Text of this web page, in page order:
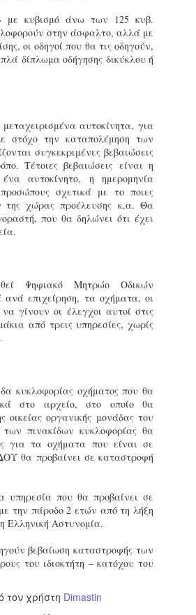
με κυβισμό άνω των 125 κυβ.
στην άσφαλτο, αλλά με
οι οδηγοί που θα τις οδηγούν,
δίπλωμα οδήγησης δικύκλου ή
αυτοκίνητα, για
στόχο την καταπολέμηση των
συγκεκριμένες βεβαιώσεις
Τέτοιες βεβαιώσεις είναι η
αυτοκίνητο, η ημερομηνία
σχετικά με το ποιες
της χώρας προέλευσης κ.α. Θα
που θα δηλώνει ότι έχει
Ψηφιακό Μητρώο Οδικών
επιχείρηση, τα οχήματα, οι
γίνουν οι έλεγχοι αυτοί στις
από τρεις υπηρεσίες, χωρίς
κυκλοφορίας οχήματος που θα
στο αρχείο, στο οποίο θα
οργανικής μονάδας του
πινακίδων κυκλοφορίας θα
για τα οχήματα που είναι σε
θα προβαίνει σε καταστροφή
που θα προβαίνει σε
την πάροδο 2 ετών από τη λήξη
Ελληνική Αστυνομία.
βεβαίωση καταστροφής των
του ιδιοκτήτη – κατόχου του
τον χρήστη Dimastin
στην Δημοτική
το 2010. Δεκαέξι ολόκληρα
με αυτές τις προσλήψεις, δεν
Αστυνομικών που
κατάργησης της υπηρεσίας με
τήρησης νομοθεσίας
συντροφιάς
ελέγχου για τα ζώα συντροφιάς
Φεβρουαρίου 2026 παρουσιάζει η
με στόχο την προστασία των
στην πόλη.
δημοσίους υπαλλήλους
ΣτΕ απορρίπτει οριστικά τις
για επαναφορά των
κατάσταση παρά τις
προσφυγή της ΑΔΕΔΥ και ενός
και 14ος μισθός) στους
κλείνοντας μια μακρά
τις μνημονιακές περικοπές.
1Κ/2024 -
οριστικών αποτελεσμάτων –
εγκύκλιο του Υπ.
την στάση εργασίας
την απόρριψη της επαναφοράς